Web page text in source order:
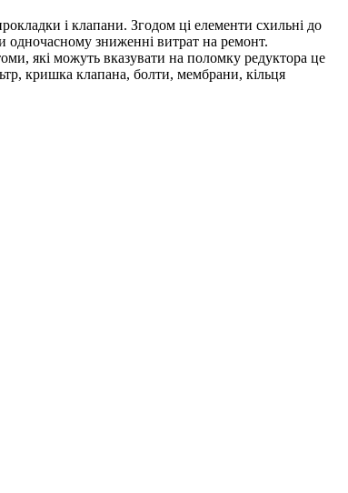
і клапани. Згодом ці елементи схильні до
одночасному зниженні витрат на ремонт.
які можуть вказувати на поломку редуктора це
кришка клапана, болти, мембрани, кільця